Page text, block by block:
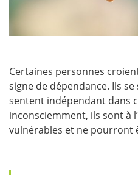
Certaines personnes
signe de dépendance. Ils
sentent indépendant dans
inconsciemment, ils sont à
vulnérables et ne pourront